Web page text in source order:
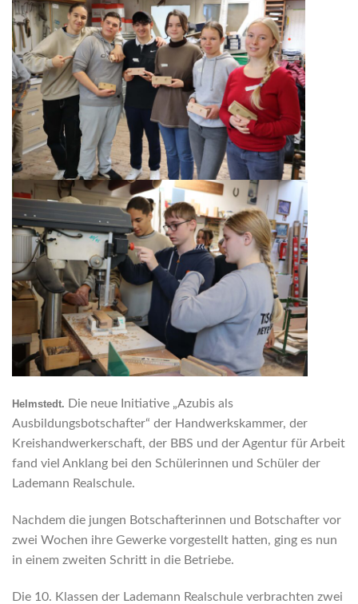
Helmstedt. Die neue Initiative „Azubis als
Ausbildungsbotschafter“ der Handwerkskammer, der
Kreishandwerkerschaft, der BBS und der Agentur für Arbeit
fand viel Anklang bei den Schülerinnen und Schüler der
Lademann Realschule.
Nachdem die jungen Botschafterinnen und Botschafter vor
zwei Wochen ihre Gewerke vorgestellt hatten, ging es nun
in einem zweiten Schritt in die Betriebe.
Die 10. Klassen der Lademann Realschule verbrachten zwei